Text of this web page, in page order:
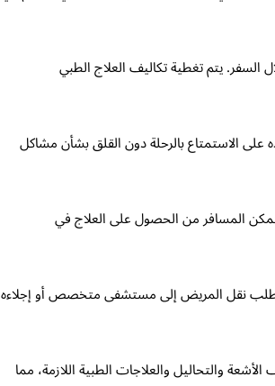
يتم تغطية تكاليف العلاج الطبي
الاستمتاع بالرحلة دون القلق بشأن مشاكل
المسافر من الحصول على العلاج في
تتطلب نقل المريض إلى مستشفى متخصص أو إجلاءه
والتحاليل والعلاجات الطبية اللازمة، مما